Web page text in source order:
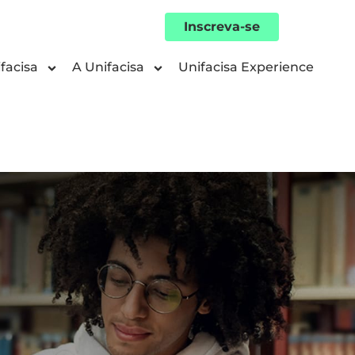
Inscreva-se
A Unifacisa Unifacisa Experience